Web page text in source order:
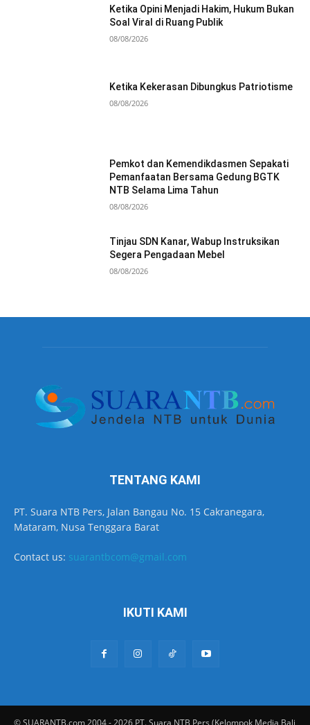
Ketika Opini Menjadi Hakim, Hukum Bukan
Soal Viral di Ruang Publik
08/08/2026
Ketika Kekerasan Dibungkus Patriotisme
08/08/2026
Pemkot dan Kemendikdasmen Sepakati
Pemanfaatan Bersama Gedung BGTK
NTB Selama Lima Tahun
08/08/2026
Tinjau SDN Kanar, Wabup Instruksikan
Segera Pengadaan Mebel
08/08/2026
TENTANG KAMI
PT. Suara NTB Pers, Jalan Bangau No. 15 Cakranegara,
Mataram, Nusa Tenggara Barat
Contact us: suarantbcom@gmail.com
IKUTI KAMI